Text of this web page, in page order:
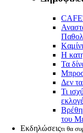
Η
Τα
Δεν
Τι
του
Εκδηλώσειςτι θα